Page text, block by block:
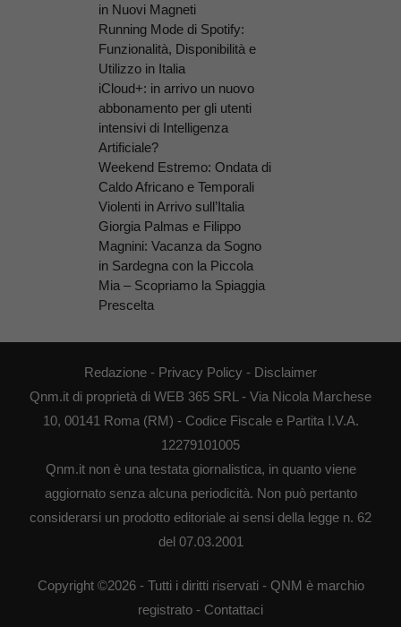
in Nuovi Magneti
Running Mode di Spotify:
Funzionalità, Disponibilità e
Utilizzo in Italia
iCloud+: in arrivo un nuovo
abbonamento per gli utenti
intensivi di Intelligenza
Artificiale?
Weekend Estremo: Ondata di
Caldo Africano e Temporali
Violenti in Arrivo sull’Italia
Giorgia Palmas e Filippo
Magnini: Vacanza da Sogno
in Sardegna con la Piccola
Mia – Scopriamo la Spiaggia
Prescelta
Redazione - Privacy Policy - Disclaimer
Qnm.it di proprietà di WEB 365 SRL - Via Nicola Marchese
10, 00141 Roma (RM) - Codice Fiscale e Partita I.V.A.
12279101005
Qnm.it non è una testata giornalistica, in quanto viene
aggiornato senza alcuna periodicità. Non può pertanto
considerarsi un prodotto editoriale ai sensi della legge n. 62
del 07.03.2001
Copyright ©2026 - Tutti i diritti riservati - QNM è marchio
registrato - Contattaci